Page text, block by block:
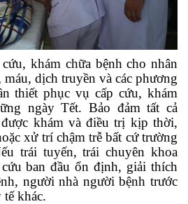
khám chữa bệnh cho nhân
dịch truyền và các phương
thiết phục vụ cấp cứu, khám
ngày Tết. Bảo đảm tất cả
khám và điều trị kịp thời,
xử trí chậm trễ bất cứ trường
trái tuyến, trái chuyên khoa
ban đầu ổn định, giải thích
người nhà người bệnh trước
khác.